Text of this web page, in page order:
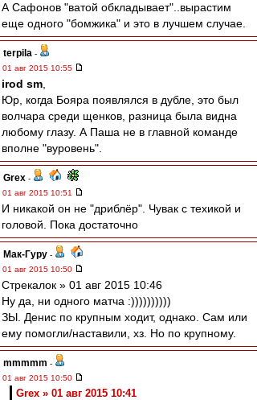
А Сафонов "ватой обкладывает"..вырастим
еще одного "бомжика" и это в лучшем случае.
terpila -
01 авг 2015 10:55
irod sm
Юр, когда Бояра появлялся в дубле, это был
волчара среди щенков, разница была видна
любому глазу. А Паша не в главной команде
вполне "вуровень".
Grex -
01 авг 2015 10:51
И никакой он не "дриблёр". Чувак с техикой и
головой. Пока достаточно
Мак-Гуру -
01 авг 2015 10:50
Стрекалок » 01 авг 2015 10:46
Ну да, ни одного матча :))))))))))
ЗЫ. Денис по крупным ходит, однако. Сам или
ему помогли/наставили, хз. Но по крупному.
mmmmm -
01 авг 2015 10:50
Grex » 01 авг 2015 10:41